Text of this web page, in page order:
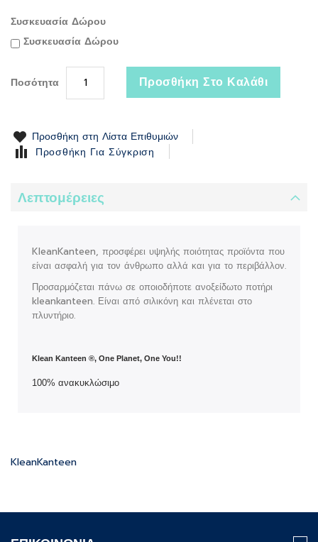
Συσκευασία Δώρου
Συσκευασία Δώρου
Ποσότητα Προσθήκη Στο Καλάθι
Προσθήκη στη Λίστα Επιθυμιών
Προσθήκη Για Σύγκριση
Λεπτομέρειες
KleanKanteen, προσφέρει υψηλής ποιότητας προϊόντα που
είναι ασφαλή για τον άνθρωπο αλλά και για το περιβάλλον.
Προσαρμόζεται πάνω σε οποιοδήποτε ανοξείδωτο ποτήρι
kleankanteen. Είναι από σιλικόνη και πλένεται στο
πλυντήριο.
Klean Kanteen ®, One Planet, One You!!
100% ανακυκλώσιμο
KleanKanteen